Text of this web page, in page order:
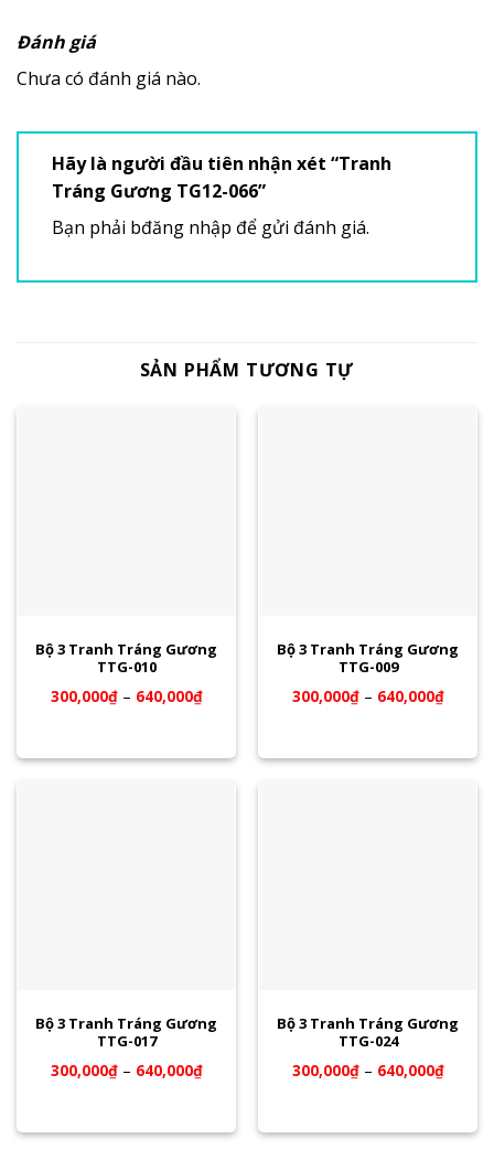
Đánh giá
Chưa có đánh giá nào.
Hãy là người đầu tiên nhận xét “Tranh
Tráng Gương TG12-066”
Bạn phải bđăng nhập để gửi đánh giá.
SẢN PHẨM TƯƠNG TỰ
Bộ 3 Tranh Tráng Gương
TTG-010
300,000₫– 640,000₫
Bộ 3 Tranh Tráng Gương
TTG-009
300,000₫– 640,000₫
Bộ 3 Tranh Tráng Gương
TTG-017
300,000₫– 640,000₫
Bộ 3 Tranh Tráng Gương
TTG-024
300,000₫– 640,000₫